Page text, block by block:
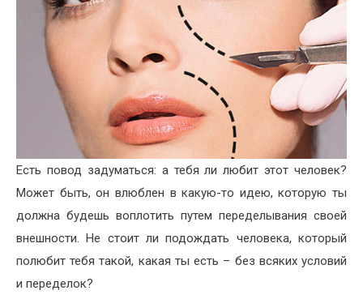
Есть повод задуматься: а тебя ли любит этот человек?
Может быть, он влюблен в какую-то идею, которую ты
должна будешь воплотить путем переделывания своей
внешности. Не стоит ли подождать человека, который
полюбит тебя такой, какая ты есть – без всяких условий
и переделок?